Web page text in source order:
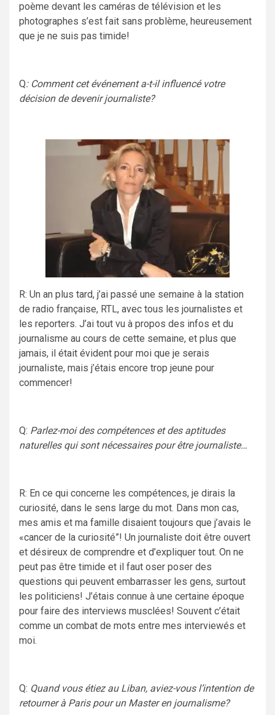
poème devant les caméras de télévision et les
photographes s’est fait sans problème, heureusement
que je ne suis pas timide!
Q: Comment cet événement a-t-il influencé votre
décision de devenir journaliste?
R: Un an plus tard, j’ai passé une semaine à la station
de radio française, RTL, avec tous les journalistes et
les reporters. J’ai tout vu à propos des infos et du
journalisme au cours de cette semaine, et plus que
jamais, il était évident pour moi que je serais
journaliste, mais j’étais encore trop jeune pour
commencer!
Q: Parlez-moi des compétences et des aptitudes
naturelles qui sont nécessaires pour être journaliste…
R: En ce qui concerne les compétences, je dirais la
curiosité, dans le sens large du mot. Dans mon cas,
mes amis et ma famille disaient toujours que j’avais le
«cancer de la curiosité”! Un journaliste doit être ouvert
et désireux de comprendre et d’expliquer tout. On ne
peut pas être timide et il faut oser poser des
questions qui peuvent embarrasser les gens, surtout
les politiciens! J’étais connue à une certaine époque
pour faire des interviews musclées! Souvent c’était
comme un combat de mots entre mes interviewés et
moi.
Q: Quand vous étiez au Liban, aviez-vous l’intention de
retourner à Paris pour un Master en journalisme?